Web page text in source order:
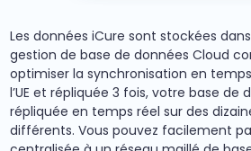
Les données iCure sont stockées
gestion de base de données Cloud
optimiser la synchronisation en
l’UE et répliquée 3 fois, votre base de
répliquée en temps réel sur des
différents. Vous pouvez facilement